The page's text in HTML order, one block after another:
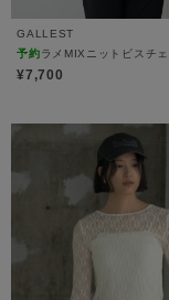
GALLEST
予約ラメMIXニットビスチェ
¥7,700